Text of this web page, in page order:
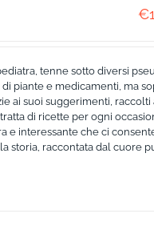
€
tenne sotto diversi
piante e medicamenti, ma
ai suoi suggerimenti,
di ricette per ogni
e interessante che ci
storia, raccontata dal cuore